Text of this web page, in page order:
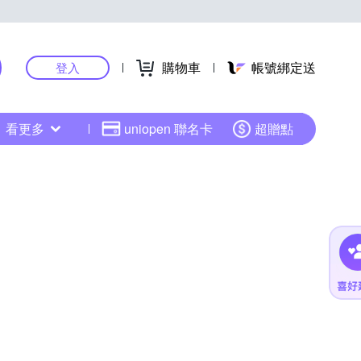
登入 購物車 帳號綁定送
看更多 uniopen 聯名卡 超贈點